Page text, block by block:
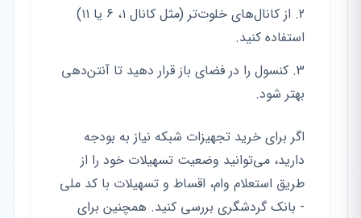
از کانال‌های خلوت‌تر (مثل کانال ۱، ۶ یا ۱۱)
استفاده کنید.
کنسول را در فضای باز قرار دهید تا آنتن‌دهی
بهتر شود.
اگر برای خرید تجهیزات شبکه نیاز به بودجه
دارید، می‌توانید وضعیت تسهیلات خود را از
طریق استعلام وام، اقساط و تسهیلات با کد ملی
- بانک گردشگری بررسی کنید. همچنین برای